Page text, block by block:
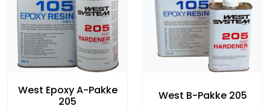
West Epoxy A-Pakke
205
West B-Pakke 205